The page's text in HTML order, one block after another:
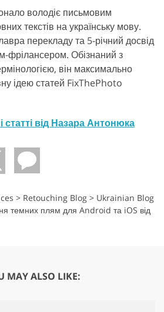
володіє письмовим
текстів на українську мову.
перекладу та 5-річний досвід
фрілансером. Обізнаний з
він максимально
ідею статей FixThePhoto
статті від Назара Антонюка
> Retouching Blog > Ukrainian Blog
темних плям для Android та iOS від
MAY ALSO LIKE: